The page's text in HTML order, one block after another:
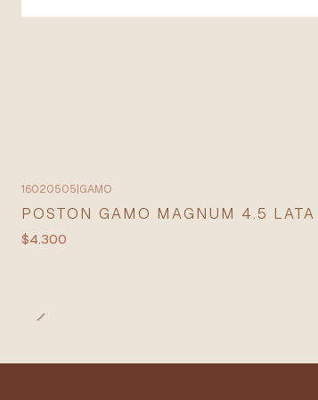
16020505 GAMO
POSTON GAMO MAGNUM 4.5
$4.300